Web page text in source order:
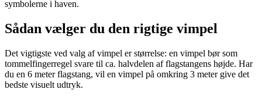
symbolerne i haven.
Sådan vælger du den rigtige vimpel
Det vigtigste ved valg af vimpel er størrelse: en vimpel bør som
tommelfingerregel svare til ca. halvdelen af flagstangens højde. Har
du en 6 meter flagstang, vil en vimpel på omkring 3 meter give det
bedste visuelt udtryk.